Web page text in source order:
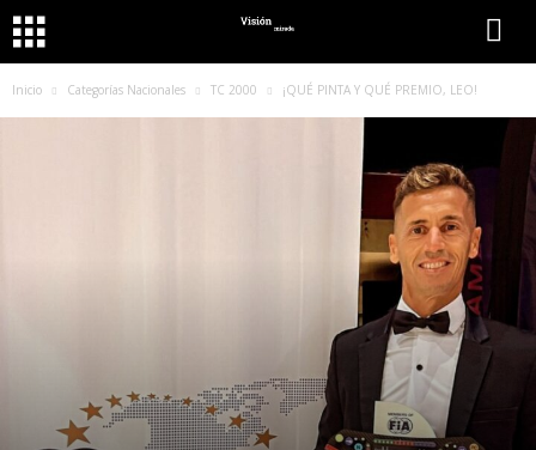
Inicio Categorías Nacionales TC 2000 ¡QUÉ PINTA Y QUÉ PREMIO, LEO!